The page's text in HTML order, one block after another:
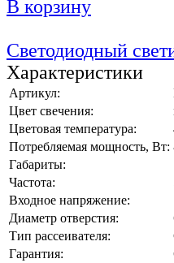
В корзину
Светодиодный
Характеристики
Артикул:
Цвет свечения:
Цветовая температура:
Потребляемая мощность, Вт:
Габариты:
Частота:
Входное напряжение:
Диаметр отверстия:
Тип рассеивателя:
Гарантия: